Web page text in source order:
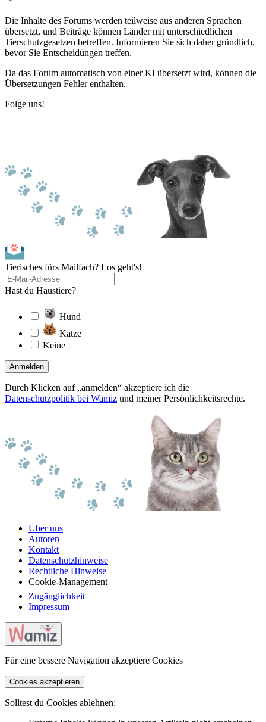
Die Inhalte des Forums werden teilweise aus anderen Sprachen
übersetzt, und Beiträge können Länder mit unterschiedlichen
Tierschutzgesetzen betreffen. Informieren Sie sich daher gründlich,
bevor Sie Entscheidungen treffen.
Da das Forum automatisch von einer KI übersetzt wird, können die
Übersetzungen Fehler enthalten.
Folge uns!
Tierisches fürs Mailfach? Los geht's!
Hast du Haustiere?
Hund
Katze
Keine
Anmelden
Durch Klicken auf „anmelden“ akzeptiere ich die
Datenschutzpolitik bei Wamiz und meiner Persönlichkeitsrechte.
Über uns
Autoren
Kontakt
Datenschutzhinweise
Rechtliche Hinweise
Cookie-Management
Zugänglichkeit
Impressum
Für eine bessere Navigation akzeptiere Cookies
Cookies akzeptieren
Solltest du Cookies ablehnen: